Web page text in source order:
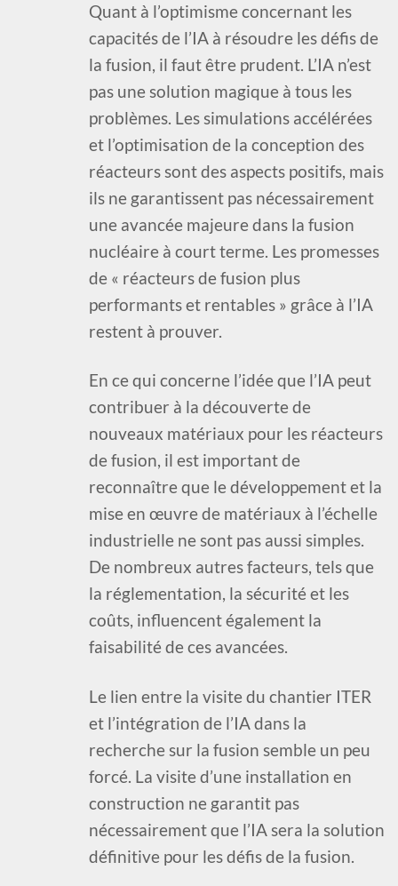
Quant à l’optimisme concernant les
capacités de l’IA à résoudre les défis de
la fusion, il faut être prudent. L’IA n’est
pas une solution magique à tous les
problèmes. Les simulations accélérées
et l’optimisation de la conception des
réacteurs sont des aspects positifs, mais
ils ne garantissent pas nécessairement
une avancée majeure dans la fusion
nucléaire à court terme. Les promesses
de « réacteurs de fusion plus
performants et rentables » grâce à l’IA
restent à prouver.
En ce qui concerne l’idée que l’IA peut
contribuer à la découverte de
nouveaux matériaux pour les réacteurs
de fusion, il est important de
reconnaître que le développement et la
mise en œuvre de matériaux à l’échelle
industrielle ne sont pas aussi simples.
De nombreux autres facteurs, tels que
la réglementation, la sécurité et les
coûts, influencent également la
faisabilité de ces avancées.
Le lien entre la visite du chantier ITER
et l’intégration de l’IA dans la
recherche sur la fusion semble un peu
forcé. La visite d’une installation en
construction ne garantit pas
nécessairement que l’IA sera la solution
définitive pour les défis de la fusion.